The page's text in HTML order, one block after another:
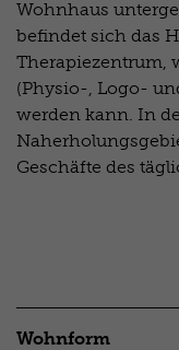
Wohnhaus
befindet sich das
Therapiezentrum,
(Physio-, Logo-
werden kann. In
Geschäfte des
Wohnform